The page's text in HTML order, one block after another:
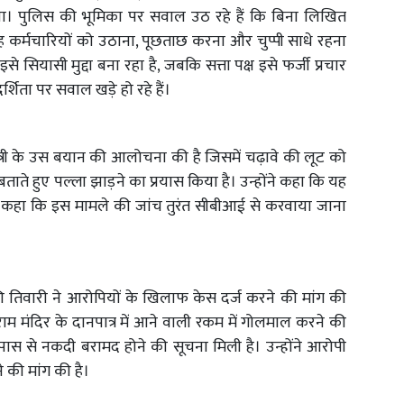
पुलिस की भूमिका पर सवाल उठ रहे हैं कि बिना लिखित
को उठाना, पूछताछ करना और चुप्पी साधे रहना
सियासी मुद्दा बना रहा है, जबकि सत्ता पक्ष इसे फर्जी प्रचार
पर सवाल खड़े हो रहे हैं।
के उस बयान की आलोचना की है जिसमें चढ़ावे की लूट को
बताते हुए पल्ला झाड़ने का प्रयास किया है। उन्होंने कहा कि यह
कि इस मामले की जांच तुरंत सीबीआई से करवाया जाना
तिवारी ने आरोपियों के खिलाफ केस दर्ज करने की मांग की
मंदिर के दानपात्र में आने वाली रकम में गोलमाल करने की
से नकदी बरामद होने की सूचना मिली है। उन्होंने आरोपी
मांग की है।